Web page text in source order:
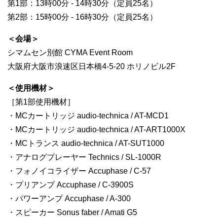
第1部：13時00分 - 14時30分（定員25名）
第2部：15時00分 - 16時30分（定員25名）
＜会場＞
シマムセン別館 CYMA Event Room
大阪府大阪市浪速区日本橋4-5-20 ホリノビル2F
＜使用機材＞
［第1部使用機材］
・MCカートリッジ audio-technica / AT-MCD1
・MCカートリッジ audio-technica / AT-ART1000X
・MCトランス audio-technica / AT-SUT1000
・アナログプレーヤー Technics / SL-1000R
・フォノイコライザー Accuphase / C-57
・プリアンプ Accuphase / C-3900S
・パワーアンプ Accuphase / A-300
・スピーカー Sonus faber / Amati G5